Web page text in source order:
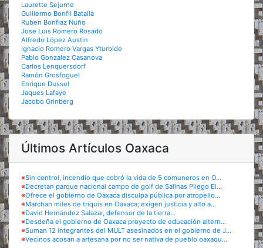
Laurette Sejurne
Guillermo Bonfil Batalla
Ruben Bonfiaz Nuño
Jose Luis Romero Rosado
Alfredo López Austin
Ignacio Romero Vargas Yturbide
Pablo Gonzalez Casanova
Carlos Lenquersdorf
Ramón Grosfoguel
Enrique Dussel
Jaques Lafaye
Jacobo Grinberg
Últimos Artículos Oaxaca
※Sin control, incendio que cobró la vida de 5 comuneros en O...
※Decretan parque nacional campo de golf de Salinas Pliego El...
※Ofrece el gobierno de Oaxaca disculpa pública por atropello...
※Marchan miles de triquis en Oaxaca; exigen justicia y alto a...
※David Hernández Salazar, defensor de la tierra...
※Desdeña el gobierno de Oaxaca proyecto de educación altern...
※Suman 12 integrantes del MULT asesinados en el gobierno de J...
※Vecinos acosan a artesana por no ser nativa de pueblo oaxaqu...